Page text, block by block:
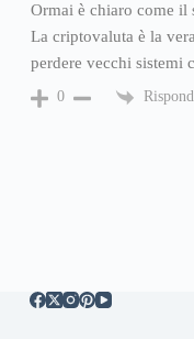
Ormai è chiaro come il
La criptovaluta è la
perdere vecchi sistemi
0